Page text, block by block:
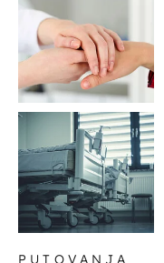
PUTOVANJA